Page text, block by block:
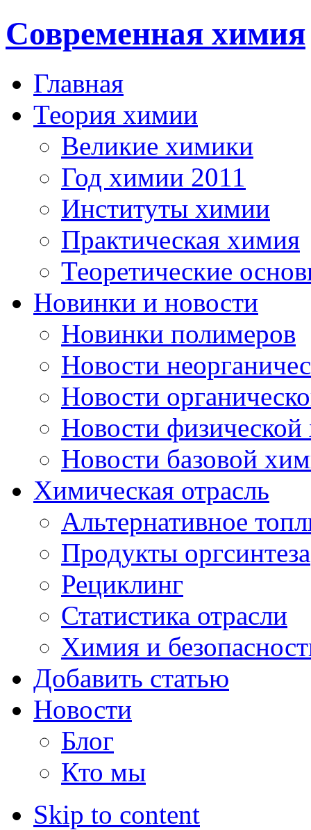
Современная химия
Главная
Теория химии
Великие химики
Год химии 2011
Институты химии
Практическая химия
Теоретические
Новинки и новости
Новинки полимеров
Новости
Новости
Новости
Новости базовой
Химическая отрасль
Альтернативное
Продукты оргсинтеза
Рециклинг
Статистика отрасли
Химия и
Добавить статью
Новости
Блог
Кто мы
Skip to content